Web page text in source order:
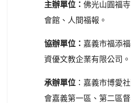
主辦單位： 佛光山圓福
會館、人間福報。
協辦單位： 嘉義市福添
資優文教企業有限公司。
承辦單位 ：嘉義市博愛
會嘉義第一區、第二區督